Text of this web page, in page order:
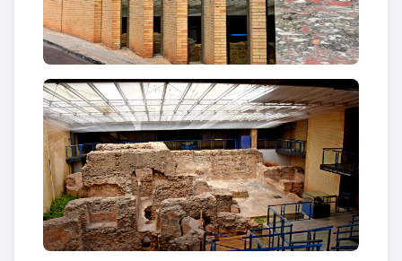
conservada dels seus murs.
L’any 1959 la Diputació de Barcelona va promoure
la construcció d’un edifici per a conservar les restes.
Entre 1989 i 1998 la mateixa Diputació va tornar a
intervenir sobre el jaciment fins a inaugurar-lo l’11
de setembre d’aquell any.
Sota delfrigidariumes va localitzar un centre de
producció d’àmfores destinat a abastir el comerç i el
transport del vi de laLaietània,amb una cronologia